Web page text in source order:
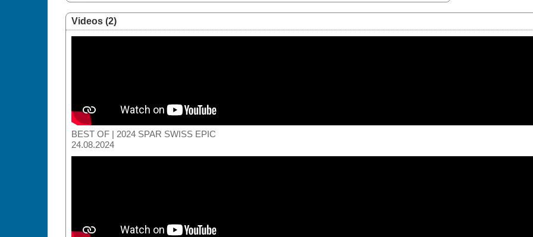
Videos (2)
BEST OF | 2024 SPAR SWISS EPIC
24.08.2024